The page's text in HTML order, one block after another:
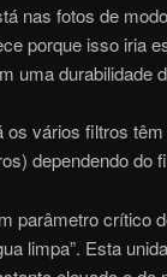
nas fotos de
porque isso iria
uma durabilidade
os vários filtros têm
dependendo do
parâmetro crítico
limpa”. Esta